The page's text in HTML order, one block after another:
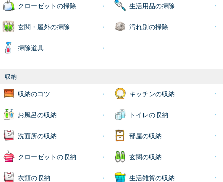
クローゼットの掃除 生活用品の掃除
玄関・屋外の掃除 汚れ別の掃除
掃除道具
収納
収納のコツ キッチンの収納
お風呂の収納 トイレの収納
洗面所の収納 部屋の収納
クローゼットの収納 玄関の収納
衣類の収納 生活雑貨の収納